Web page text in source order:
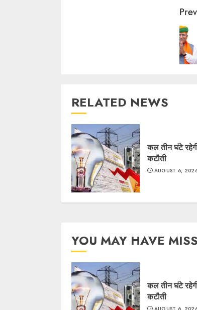
RELATED NEWS
कल तीन घंटे
कटौती
AUGUST 6,
YOU MAY HAVE
कल तीन घंटे
कटौती